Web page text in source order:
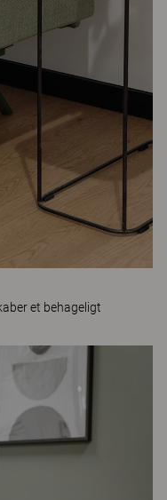
et behageligt